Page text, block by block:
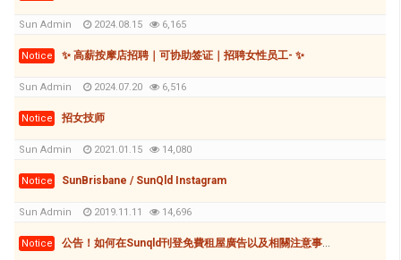
Sun Admin 2024.08.15 6,165
Notice ✨ 高薪按摩店招聘｜可协助签证｜招聘女性员工- ✨
Sun Admin 2024.07.20 6,516
Notice 招女技师
Sun Admin 2021.01.15 14,080
Notice SunBrisbane / SunQld Instagram
Sun Admin 2019.11.11 14,696
Notice 公告！如何在Sunqld刊登免費租屋廣告以及相關注意事項